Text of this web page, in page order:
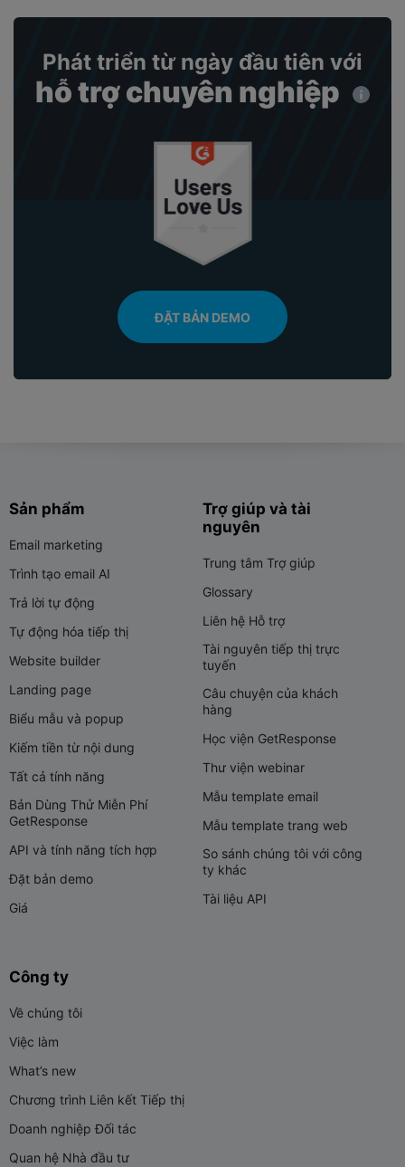
Phát triển từ ngày đầu tiên với
hỗ trợ chuyên nghiệp
ĐẶT BẢN DEMO
Sản phẩm
Email marketing
Trình tạo email AI
Trả lời tự động
Tự động hóa tiếp thị
Website builder
Landing page
Biểu mẫu và popup
Kiếm tiền từ nội dung
Tất cả tính năng
Bản Dùng Thử Miễn Phí
GetResponse
API và tính năng tích hợp
Đặt bản demo
Giá
Trợ giúp và tài
nguyên
Trung tâm Trợ giúp
Glossary
Liên hệ Hỗ trợ
Tài nguyên tiếp thị trực
tuyến
Câu chuyện của khách
hàng
Học viện GetResponse
Thư viện webinar
Mẫu template email
Mẫu template trang web
So sánh chúng tôi với công
ty khác
Tài liệu API
Công ty
Về chúng tôi
Việc làm
What’s new
Chương trình Liên kết Tiếp thị
Doanh nghiệp Đối tác
Quan hệ Nhà đầu tư